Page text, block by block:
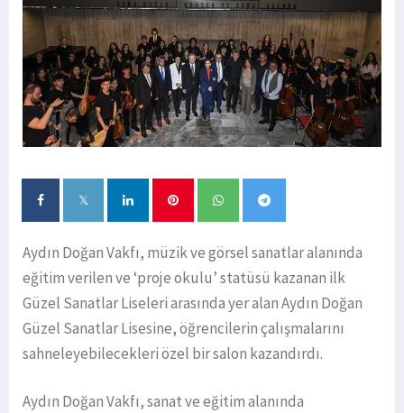
Aydın Doğan Vakfı, müzik ve görsel sanatlar alanında
eğitim verilen ve ‘proje okulu’ statüsü kazanan ilk
Güzel Sanatlar Liseleri arasında yer alan Aydın Doğan
Güzel Sanatlar Lisesine, öğrencilerin çalışmalarını
sahneleyebilecekleri özel bir salon kazandırdı.
Aydın Doğan Vakfı, sanat ve eğitim alanında